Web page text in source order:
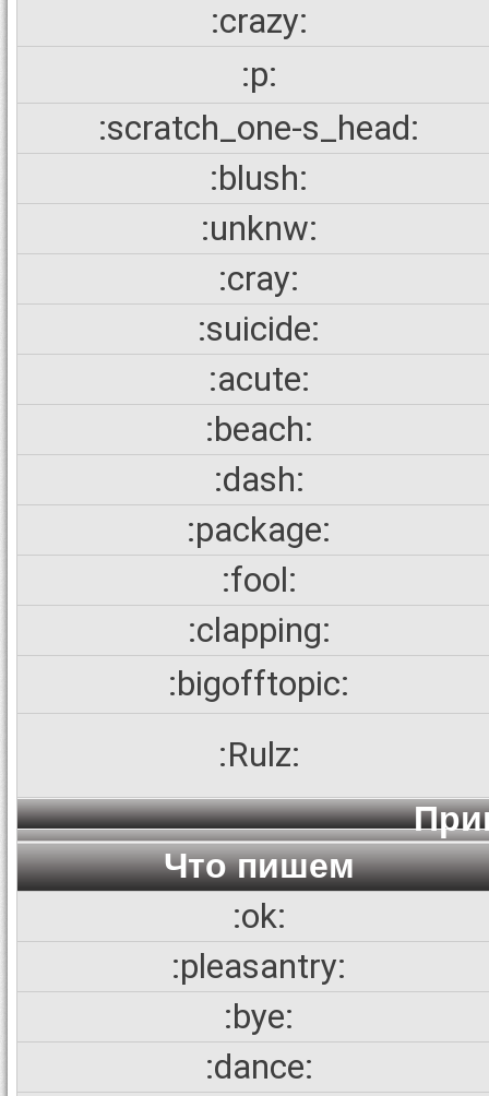
:crazy:
:p:
:scratch_one-s_head:
:blush:
:unknw:
:cray:
:suicide:
:acute:
:beach:
:dash:
:package:
:fool:
:clapping:
:bigofftopic:
:Rulz:
Что пишем
:ok:
:pleasantry:
:bye:
:dance: